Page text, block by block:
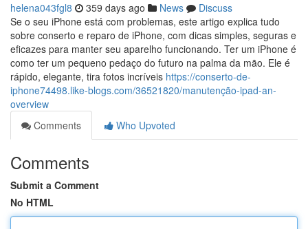
helena043fgl8 359 days ago News
Discuss
Se o seu iPhone está com problemas, este artigo explica tudo
sobre conserto e reparo de iPhone, com dicas simples, seguras e
eficazes para manter seu aparelho funcionando. Ter um iPhone é
como ter um pequeno pedaço do futuro na palma da mão. Ele é
rápido, elegante, tira fotos incríveis https://conserto-de-
iphone74498.like-blogs.com/36521820/manutenção-ipad-an-
overview
Comments
Who Upvoted
Comments
Submit a Comment
No HTML